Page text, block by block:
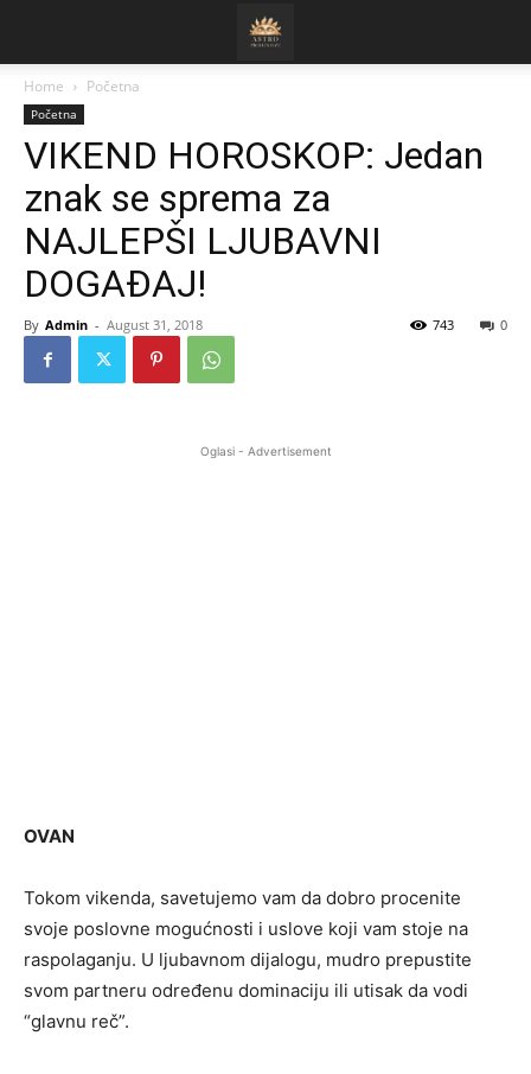
Home Početna
Početna
VIKEND HOROSKOP: Jedan
znak se sprema za
NAJLEPŠI LJUBAVNI
DOGAĐAJ!
By Admin - August 31, 2018 0
743
Oglasi - Advertisement
OVAN
Tokom vikenda, savetujemo vam da dobro procenite
svoje poslovne mogućnosti i uslove koji vam stoje na
raspolaganju. U ljubavnom dijalogu, mudro prepustite
svom partneru određenu dominaciju ili utisak da vodi
“glavnu reč”.